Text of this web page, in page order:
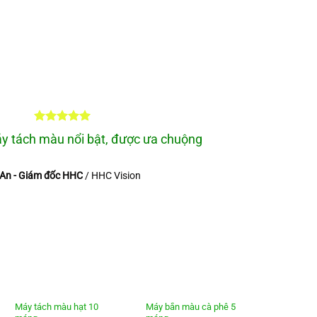
tách màu nổi bật, được ưa chuộng
- Giám đốc HHC / HHC Vision
Máy tách màu hạt 10
Máy bắn màu cà phê 5